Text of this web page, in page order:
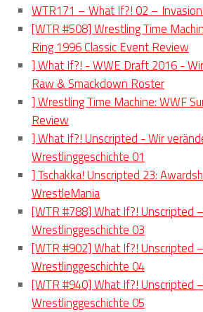
WTR171 – What If?! 02 –
[WTR #508] Wrestling Time
Ring 1996 Classic Event Review
] What If?! - WWE Draft 2016 -
Raw & Smackdown Roster
] Wrestling Time Machine: WWF
Review
] What If?! Unscripted - Wir
Wrestlinggeschichte 01
] Tschakka! Unscripted 23:
WrestleMania
[WTR #788] What If?! Unscripted
Wrestlinggeschichte 03
[WTR #902] What If?! Unscripted
Wrestlinggeschichte 04
[WTR #940] What If?! Unscripted
Wrestlinggeschichte 05